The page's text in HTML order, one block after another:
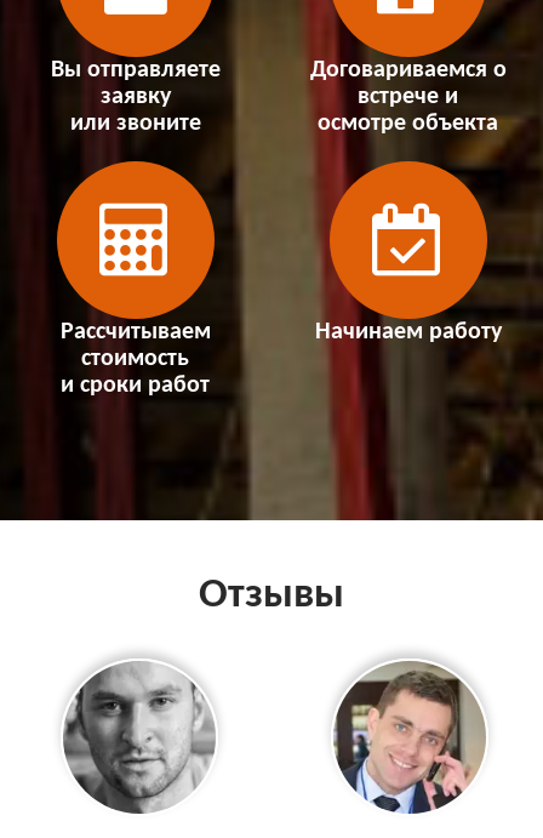
Вы отправляете
заявку
или звоните
Договариваемся о
встрече и
осмотре объекта
Рассчитываем
стоимость
и сроки работ
Начинаем работу
Отзывы